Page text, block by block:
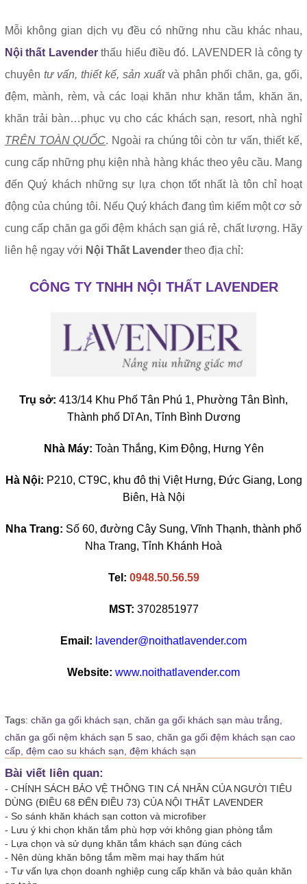
Mỗi không gian dịch vụ đều có những nhu cầu khác nhau,
Nội thất Lavenderthấu hiểu điều đó. LAVENDER là công ty
chuyên tư vấn, thiết kế, sản xuấtvà phân phối chăn, ga, gối,
đệm, mành, rèm, và các loại khăn như khăn tắm, khăn ăn,
khăn trải bàn…phục vụ cho các khách sạn, resort, nhà nghỉ
TRÊN TOÀN QUỐC. Ngoài ra chúng tôi còn tư vấn, thiết kế,
cung cấp những phụ kiện nhà hàng khác theo yêu cầu. Mang
đến Quý khách những sự lựa chọn tốt nhất là tôn chỉ hoạt
động của chúng tôi. Nếu Quý khách đang tìm kiếm một cơ sở
cung cấp chăn ga gối đệm khách sạn giá rẻ, chất lượng. Hãy
liên hệ ngay với Nội Thất Lavender theo địa chỉ:
CÔNG TY TNHH NỘI THẤT LAVENDER
Trụ sở: 413/14 Khu Phố Tân Phú 1, Phường Tân Bình,
Thành phố Dĩ An, Tỉnh Bình Dương
Nhà Máy: Toàn Thắng, Kim Động, Hưng Yên
Hà Nội: P210, CT9C, khu đô thị Việt Hưng, Đức Giang, Long
Biên, Hà Nội
Nha Trang: Số 60, đường Cây Sung, Vĩnh Thạnh, thành phố
Nha Trang, Tỉnh Khánh Hoà
Tel: 0948.50.56.59
MST: 3702851977
Email: lavender@noithatlavender.com
Website: www.noithatlavender.com
Tags: chăn ga gối khách sạn, chăn ga gối khách sạn màu trắng,
chăn ga gối nệm khách sạn 5 sao, chăn ga gối đệm khách sạn cao
cấp, đệm cao su khách sạn, đệm khách sạn
Bài viết liên quan:
- CHÍNH SÁCH BẢO VỆ THÔNG TIN CÁ NHÂN CỦA NGƯỜI TIÊU
DÙNG (ĐIỀU 68 ĐẾN ĐIỀU 73) CỦA NỘI THẤT LAVENDER
- So sánh khăn khách sạn cotton và microfiber
- Lưu ý khi chọn khăn tắm phù hợp với không gian phòng tắm
- Lựa chọn và sử dụng khăn tắm khách sạn đúng cách
- Nên dùng khăn bông tắm mềm mại hay thấm hút
- Tư vấn lựa chọn doanh nghiệp cung cấp khăn và bảo quản khăn